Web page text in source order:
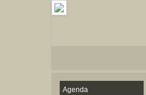
Agenda